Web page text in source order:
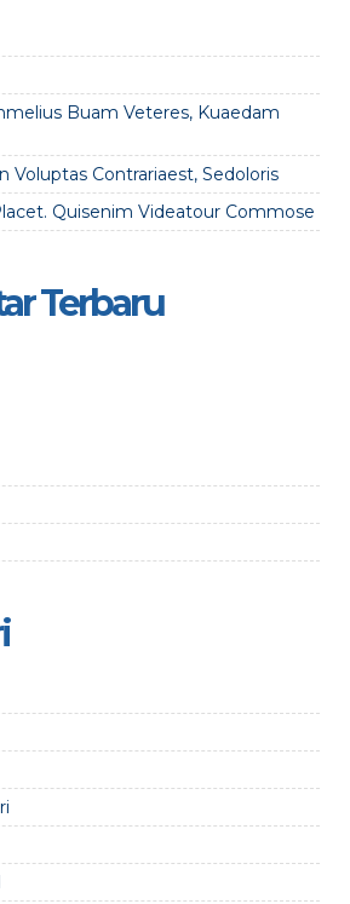
Buam Veteres, Kuaedam
Voluptas Contrariaest, Sedoloris
Quisenim Videatour Commose
Terbaru